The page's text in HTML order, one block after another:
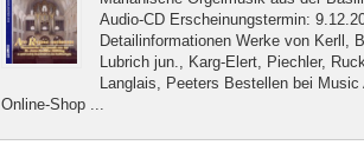
Audio-CD Erscheinungstermin:
Detailinformationen Werke von Kerll,
Lubrich jun., Karg-Elert, Piechler,
Langlais, Peeters Bestellen bei Music
Online-Shop ...